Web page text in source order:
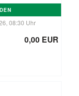
08:30 Uhr
0,00 EUR